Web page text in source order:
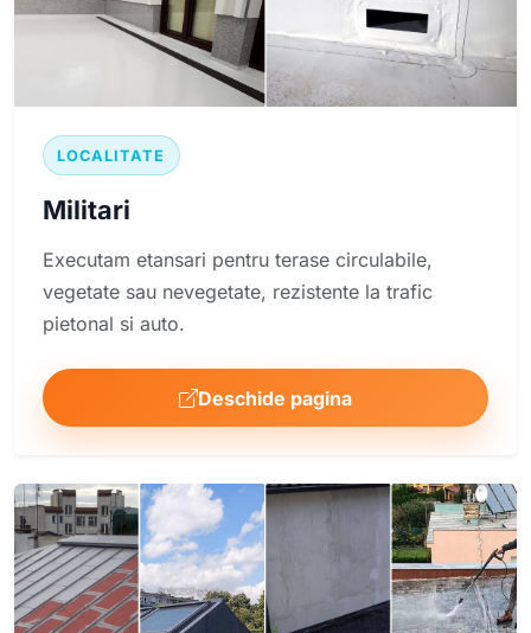
LOCALITATE
Militari
Executam etansari pentru terase circulabile,
vegetate sau nevegetate, rezistente la trafic
pietonal si auto.
Deschide pagina